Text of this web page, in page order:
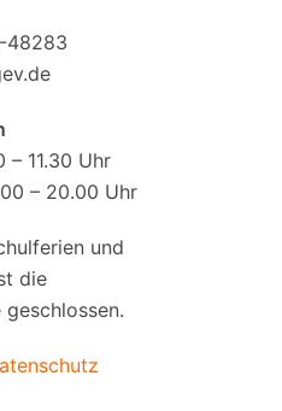
48283
– 11.30 Uhr
– 20.00 Uhr
und
die